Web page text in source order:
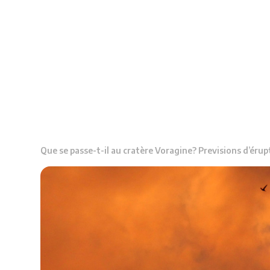
Que se passe-t-il au cratère Voragine? Previsions